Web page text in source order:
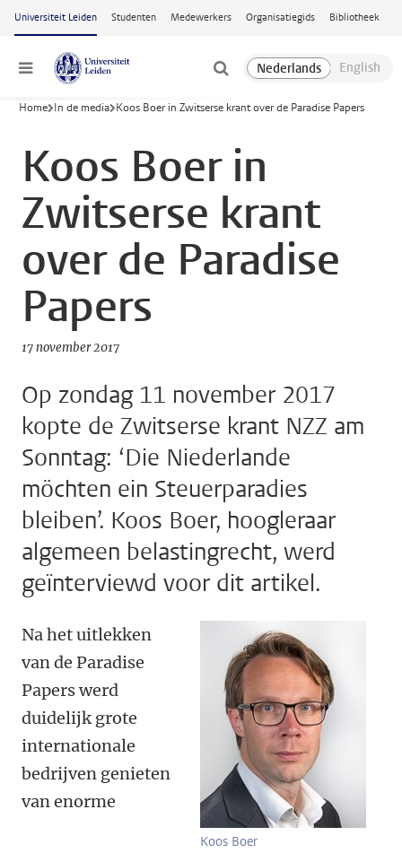
Ga naar hoofdinhoud
Universiteit Leiden Studenten Medewerkers Organisatiegids Bibliotheek
Menu
Home In de media Koos Boer in Zwitserse krant over de Paradise Papers
Koos Boer in
Zwitserse krant
over de Paradise
Papers
17 november 2017
Op zondag 11 november 2017
kopte de Zwitserse krant NZZ am
Sonntag: ‘Die Niederlande
möchten ein Steuerparadies
bleiben’. Koos Boer, hoogleraar
algemeen belastingrecht, werd
geïnterviewd voor dit artikel.
Koos Boer
Na het uitlekken
van de Paradise
Papers werd
duidelijk grote
internationale
bedrijven genieten
van enorme